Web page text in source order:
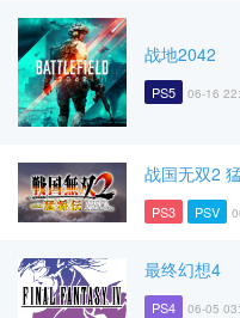
战地2042
PS5 06-16
战国无双2
PS3 PSV
最终幻想4
PS4 06-05